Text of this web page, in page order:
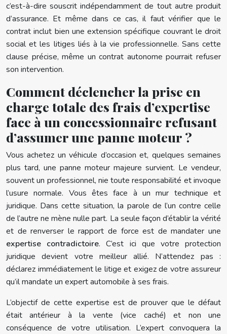
c’est-à-dire souscrit indépendamment de tout autre produit
d’assurance. Et même dans ce cas, il faut vérifier que le
contrat inclut bien une extension spécifique couvrant le droit
social et les litiges liés à la vie professionnelle. Sans cette
clause précise, même un contrat autonome pourrait refuser
son intervention.
Comment déclencher la prise en
charge totale des frais d’expertise
face à un concessionnaire refusant
d’assumer une panne moteur ?
Vous achetez un véhicule d’occasion et, quelques semaines
plus tard, une panne moteur majeure survient. Le vendeur,
souvent un professionnel, nie toute responsabilité et invoque
l’usure normale. Vous êtes face à un mur technique et
juridique. Dans cette situation, la parole de l’un contre celle
de l’autre ne mène nulle part. La seule façon d’établir la vérité
et de renverser le rapport de force est de mandater une
expertise contradictoire. C’est ici que votre protection
juridique devient votre meilleur allié. N’attendez pas :
déclarez immédiatement le litige et exigez de votre assureur
qu’il mandate un expert automobile à ses frais.
L’objectif de cette expertise est de prouver que le défaut
était antérieur à la vente (vice caché) et non une
conséquence de votre utilisation. L’expert convoquera la